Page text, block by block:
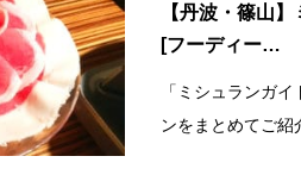
【丹波・篠山
[フーディー…
「ミシュランガ
ンをまとめてご紹